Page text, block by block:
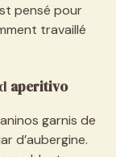
pensé pour
travaillé
aperitivo
garnis de
d’aubergine.